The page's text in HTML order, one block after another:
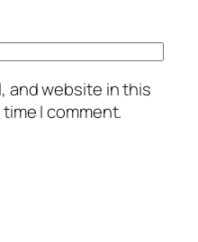
and website in this
I comment.